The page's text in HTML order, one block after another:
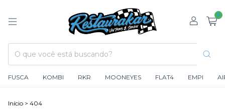
0
FUSCA KOMBI RKR MOONEYES FLAT4 EMPI
Início > 404